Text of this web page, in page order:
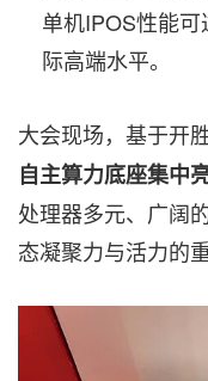
单机IPOS性能
际高端水平。
大会现场，基于开
自主算力底座集中
处理器多元、广阔
态凝聚力与活力的